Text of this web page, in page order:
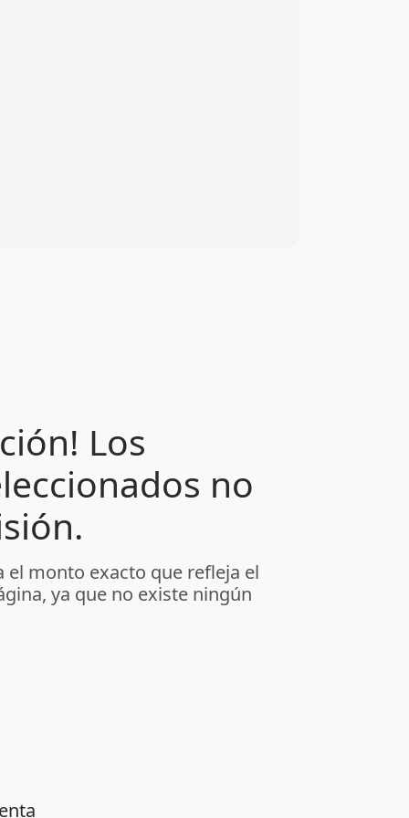
Los
no
el monto exacto que refleja el
ya que no existe ningún